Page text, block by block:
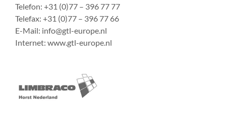
Telefon: +31 (0)77 – 396 77 77
Telefax: +31 (0)77 – 396 77 66
E-Mail: info@gtl-europe.nl
Internet: www.gtl-europe.nl